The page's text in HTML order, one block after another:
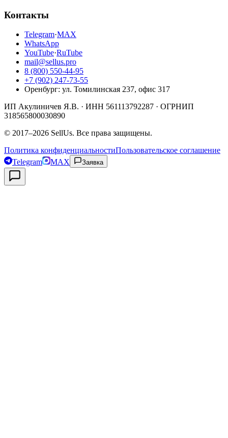
Контакты
Telegram·MAX
WhatsApp
YouTube·RuTube
mail@sellus.pro
8 (800) 550-44-95
+7 (902) 247-73-55
Оренбург: ул. Томилинская 237, офис 317
ИП Акулиничев Я.В. · ИНН 561113792287 · ОГРНИП
318565800030890
© 2017–2026 SellUs. Все права защищены.
Политика конфиденциальностиПользовательское соглашение
Telegram
MAX Заявка